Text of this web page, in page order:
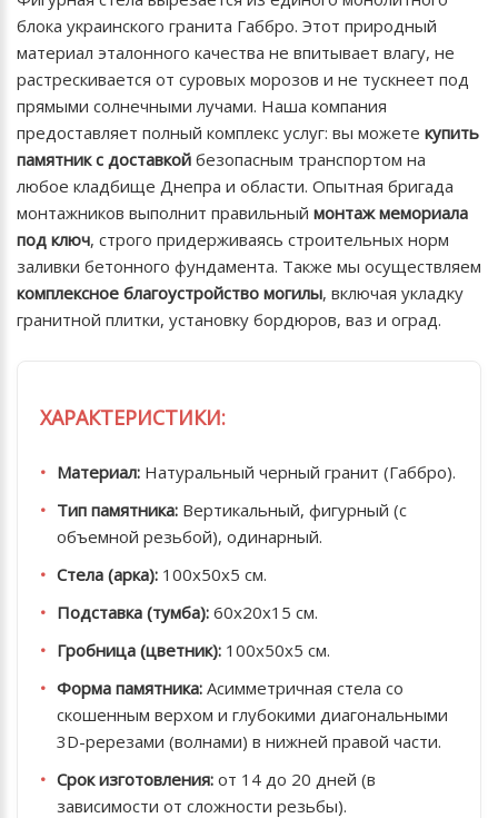
блока украинского гранита Габбро. Этот природный
материал эталонного качества не впитывает влагу, не
растрескивается от суровых морозов и не тускнеет под
прямыми солнечными лучами. Наша компания
предоставляет полный комплекс услуг: вы можете купить
памятник с доставкой безопасным транспортом на
любое кладбище Днепра и области. Опытная бригада
монтажников выполнит правильный монтаж мемориала
под ключ, строго придерживаясь строительных норм
заливки бетонного фундамента. Также мы осуществляем
комплексное благоустройство могилы, включая укладку
гранитной плитки, установку бордюров, ваз и оград.
ХАРАКТЕРИСТИКИ:
Материал: Натуральный черный гранит (Габбро).
Тип памятника: Вертикальный, фигурный (с
объемной резьбой), одинарный.
Стела (арка): 100х50х5 см.
Подставка (тумба): 60х20х15 см.
Гробница (цветник): 100х50х5 см.
Форма памятника: Асимметричная стела со
скошенным верхом и глубокими диагональными
3D-ререзами (волнами) в нижней правой части.
Срок изготовления: от 14 до 20 дней (в
зависимости от сложности резьбы).